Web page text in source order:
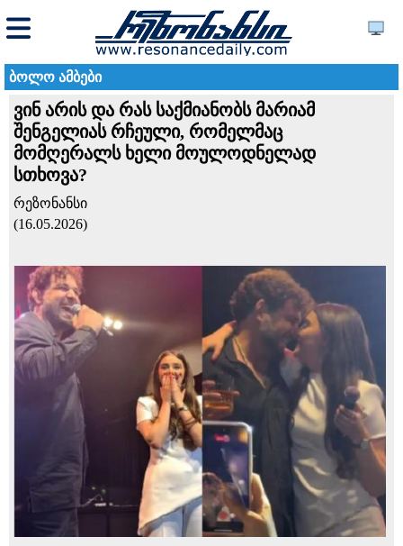
ბოლო ამბები
ვინ არის და რას საქმიანობს მარიამ
შენგელიას რჩეული, რომელმაც
მომღერალს ხელი მოულოდნელად
სთხოვა?
რეზონანსი
(16.05.2026)